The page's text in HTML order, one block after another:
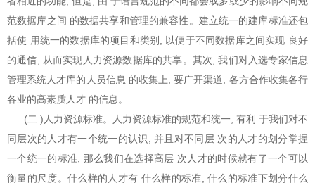
范数据库之间 的数据共享和管理的兼容性。建立统一的建库标准还包
括使 用统一的数据库的项目和类别, 以便于不同数据库之间实现 良好
的通信, 从而实现人力资源数据库的共享。其次, 我们对入选专家信息
管理系统人才库的人员信息 的收集上, 要广开渠道, 各方合作收集各行
各业的高素质人才 的信息。
(二 )人力资源标准。人力资源标准的规范和统一, 有利 于我们对不
同层次的人才有一个统一的认识, 并且对不同层 次的人才的划分掌握
一个统一的标准, 那么我们在选择高层 次人才的时候就有了一个可以
衡量的尺度。什么样的人才有 什么样的标准; 什么的标准下划分什么